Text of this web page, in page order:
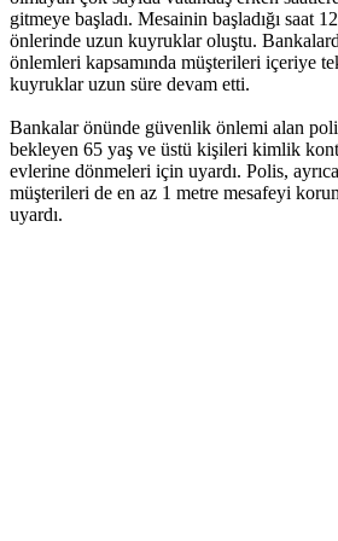
gitmeye başladı. Mesainin başladığı saat
önlerinde uzun kuyruklar oluştu.
önlemleri kapsamında müşterileri içeriye
kuyruklar uzun süre devam etti.
Bankalar önünde güvenlik önlemi alan
bekleyen 65 yaş ve üstü kişileri kimlik
evlerine dönmeleri için uyardı. Polis,
müşterileri de en az 1 metre mesafeyi
uyardı.